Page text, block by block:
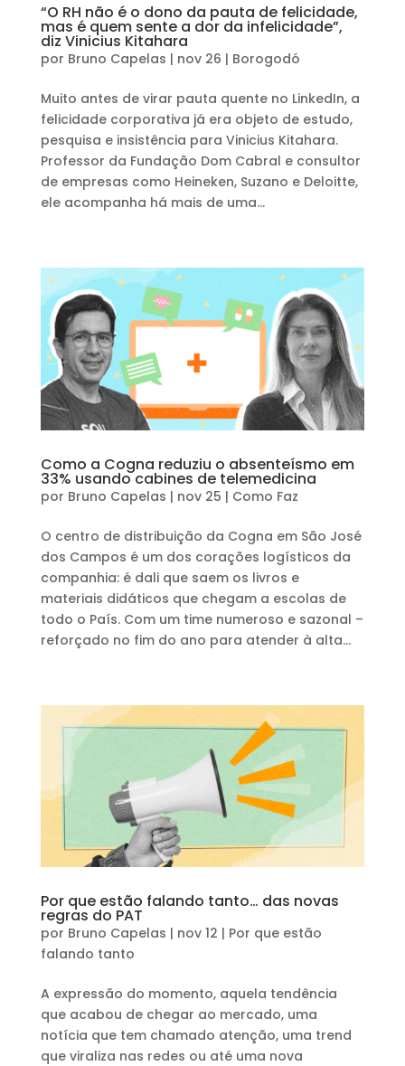
“O RH não é o dono da pauta de felicidade,
mas é quem sente a dor da infelicidade”,
diz Vinicius Kitahara
por Bruno Capelas | nov 26 | Borogodó
Muito antes de virar pauta quente no LinkedIn, a
felicidade corporativa já era objeto de estudo,
pesquisa e insistência para Vinicius Kitahara.
Professor da Fundação Dom Cabral e consultor
de empresas como Heineken, Suzano e Deloitte,
ele acompanha há mais de uma...
Como a Cogna reduziu o absenteísmo em
33% usando cabines de telemedicina
por Bruno Capelas | nov 25 | Como Faz
O centro de distribuição da Cogna em São José
dos Campos é um dos corações logísticos da
companhia: é dali que saem os livros e
materiais didáticos que chegam a escolas de
todo o País. Com um time numeroso e sazonal –
reforçado no fim do ano para atender à alta...
Por que estão falando tanto… das novas
regras do PAT
por Bruno Capelas | nov 12 | Por que estão
falando tanto
A expressão do momento, aquela tendência
que acabou de chegar ao mercado, uma
notícia que tem chamado atenção, uma trend
que viraliza nas redes ou até uma nova